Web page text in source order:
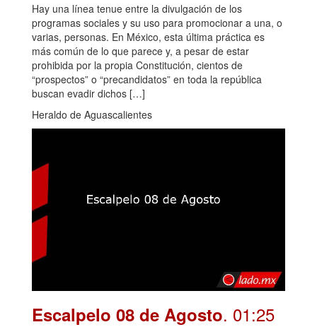
Hay una línea tenue entre la divulgación de los
programas sociales y su uso para promocionar a una, o
varias, personas. En México, esta última práctica es
más común de lo que parece y, a pesar de estar
prohibida por la propia Constitución, cientos de
“prospectos” o “precandidatos” en toda la república
buscan evadir dichos […]
Heraldo de Aguascalientes
Escalpelo 08 de Agosto. 01:25